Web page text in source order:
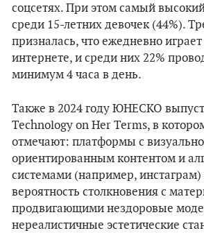
соцсетях. При этом самый
среди 15-летних девочек (44%).
призналась, что ежедневно
интернете, и среди них 22%
минимум 4 часа в день.
Также в 2024 году ЮНЕСКО
Technology on Her Terms, в
отмечают: платформы с визуально
ориентированным контентом и
системами (например,
вероятность столкновения с
продвигающими нездоровые
нереалистичные эстетические